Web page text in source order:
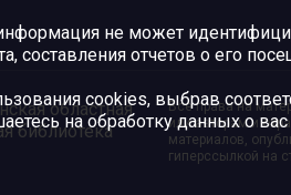
областная
библиотека
Все права на
или авторам и
материалов,
гиперссылкой на
не может
составления отчетов о его
cookies, выбрав
на обработку данных о